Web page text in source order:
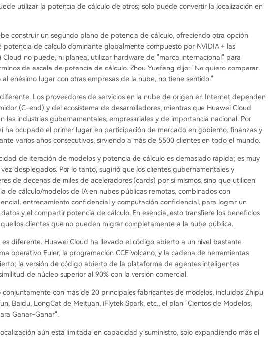
utilizar la potencia de cálculo de otros; solo puede convertir la localización en
construir un segundo plano de potencia de cálculo, ofreciendo otra opción
de cálculo dominante globalmente compuesto por NVIDIA + las
Cloud no puede, ni planea, utilizar hardware de "marca internacional" para
de escala de potencia de cálculo. Zhou Yuefeng dijo: "No quiero comparar
enésimo lugar con otras empresas de la nube, no tiene sentido."
Los proveedores de servicios en la nube de origen en Internet dependen
(C-end) y del ecosistema de desarrolladores, mientras que Huawei Cloud
las industrias gubernamentales, empresariales y de importancia nacional. Por
ha ocupado el primer lugar en participación de mercado en gobierno, finanzas y
varios años consecutivos, sirviendo a más de 5500 clientes en todo el mundo.
de iteración de modelos y potencia de cálculo es demasiado rápida; es muy
desplegados. Por lo tanto, sugirió que los clientes gubernamentales y
de decenas de miles de aceleradores (cards) por sí mismos, sino que utilicen
de cálculo/modelos de IA en nubes públicas remotas, combinados con
entrenamiento confidencial y computación confidencial, para lograr un
y el compartir potencia de cálculo. En esencia, esto transfiere los beneficios
clientes que no pueden migrar completamente a la nube pública.
es diferente. Huawei Cloud ha llevado el código abierto a un nivel bastante
operativo Euler, la programación CCE Volcano, y la cadena de herramientas
la versión de código abierto de la plataforma de agentes inteligentes
de núcleo superior al 90% con la versión comercial.
con más de 20 principales fabricantes de modelos, incluidos Zhipu
Baidu, LongCat de Meituan, iFlytek Spark, etc., el plan "Cientos de Modelos,
Ganar-Ganar".
aún está limitada en capacidad y suministro, solo expandiendo más el